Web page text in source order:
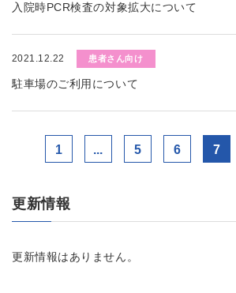
入院時PCR検査の対象拡大について
2021.12.22 患者さん向け
駐車場のご利用について
1 ... 5 6 7
更新情報
更新情報はありません。